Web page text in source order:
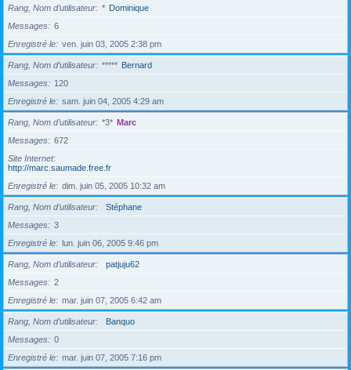
Rang, Nom d’utilisateur * Dominique
Messages
6
Enregistré le
ven. juin 03, 2005 2:38 pm
Rang, Nom d’utilisateur ***** Bernard
Messages
120
Enregistré le
sam. juin 04, 2005 4:29 am
Rang, Nom d’utilisateur *3* Marc
Messages
672
Site Internet
http://marc.saumade.free.fr
Enregistré le
dim. juin 05, 2005 10:32 am
Rang, Nom d’utilisateur
Stéphane
Messages
3
Enregistré le
lun. juin 06, 2005 9:46 pm
Rang, Nom d’utilisateur
patjuju62
Messages
2
Enregistré le
mar. juin 07, 2005 6:42 am
Rang, Nom d’utilisateur
Banquo
Messages
0
Enregistré le
mar. juin 07, 2005 7:16 pm